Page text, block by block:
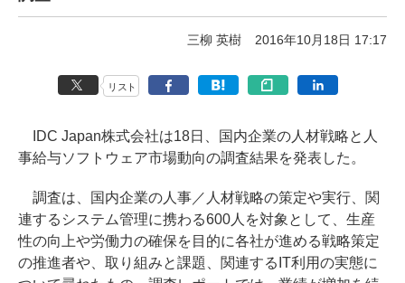
三柳 英樹 2016年10月18日 17:17
リスト
IDC Japan株式会社は18日、国内企業の人材戦略と人
事給与ソフトウェア市場動向の調査結果を発表した。
調査は、国内企業の人事／人材戦略の策定や実行、関
連するシステム管理に携わる600人を対象として、生産
性の向上や労働力の確保を目的に各社が進める戦略策定
の推進者や、取り組みと課題、関連するIT利用の実態に